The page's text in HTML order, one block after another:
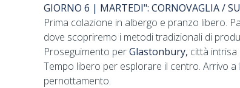
GIORNO 6 | MARTEDI": CORNOVAGLIA /
Prima colazione in albergo e pranzo libero.
dove scopriremo i metodi tradizionali di
Proseguimento perGlastonbury, città intrisa
Tempo libero per esplorare il centro. Arrivo a
pernottamento.